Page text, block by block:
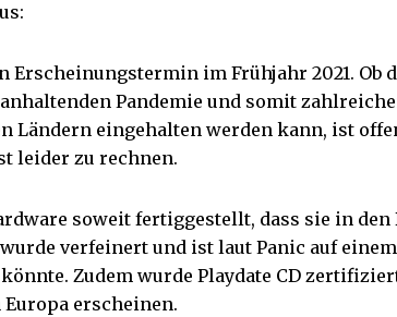
Erscheinungstermin im Frühjahr 2021. Ob
Pandemie und somit
Ländern eingehalten werden kann, ist
leider zu rechnen.
soweit fertiggestellt, dass sie in den
verfeinert und ist laut Panic auf einem
Zudem wurde Playdate CD
erscheinen.